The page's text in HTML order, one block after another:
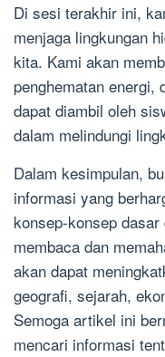
Di sesi terakhir ini,
menjaga lingkungan
kita. Kami akan
penghematan energi,
dapat diambil oleh
dalam melindungi
Dalam kesimpulan,
informasi yang
konsep-konsep
membaca dan
akan dapat
geografi, sejarah,
Semoga artikel ini
mencari informasi